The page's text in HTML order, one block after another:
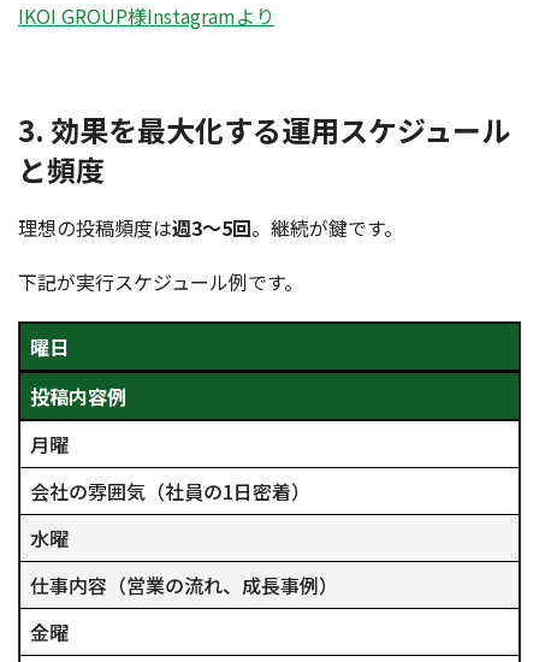
IKOI GROUP様Instagramより
3. 効果を最大化する運用スケジュール
と頻度
理想の投稿頻度は週3〜5回。継続が鍵です。
下記が実行スケジュール例です。
曜日
投稿内容例
月曜
会社の雰囲気（社員の1日密着）
水曜
仕事内容（営業の流れ、成長事例）
金曜